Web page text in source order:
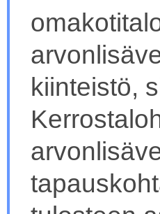
kiinteistö,